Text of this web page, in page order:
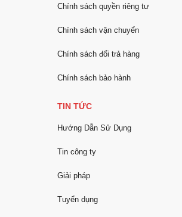
Chính sách quyền riêng tư
Chính sách vận chuyển
Chính sách đổi trả hàng
Chính sách bảo hành
TIN TỨC
Hướng Dẫn Sử Dụng
Tin công ty
Giải pháp
Tuyển dụng